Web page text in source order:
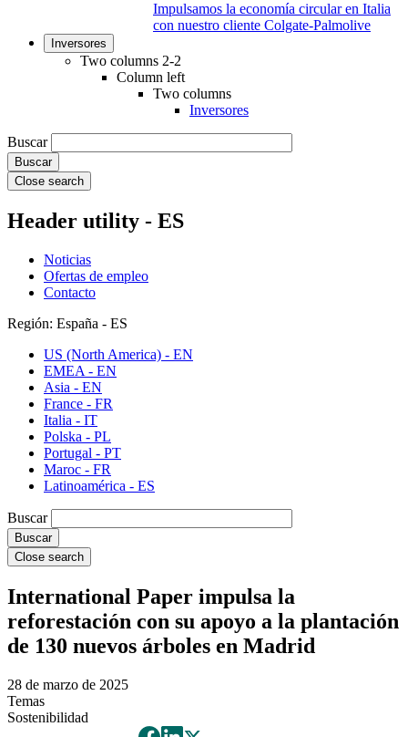
Impulsamos la economía circular en Italia
con nuestro cliente Colgate-Palmolive
Inversores
Two columns 2-2
Column left
Two columns
Inversores
Buscar
Close search
Header utility - ES
Noticias
Ofertas de empleo
Contacto
Región: España - ES
US (North America) - EN
EMEA - EN
Asia - EN
France - FR
Italia - IT
Polska - PL
Portugal - PT
Maroc - FR
Latinoamérica - ES
Buscar
Close search
International Paper impulsa la
reforestación con su apoyo a la plantación
de 130 nuevos árboles en Madrid
28 de marzo de 2025
Temas
Sostenibilidad